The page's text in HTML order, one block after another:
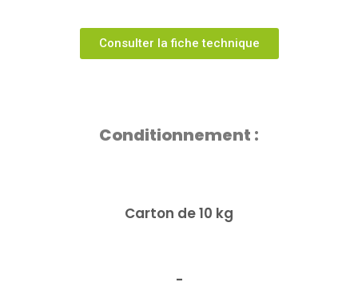
Consulter la fiche technique
Conditionnement :
Carton de 10 kg
-